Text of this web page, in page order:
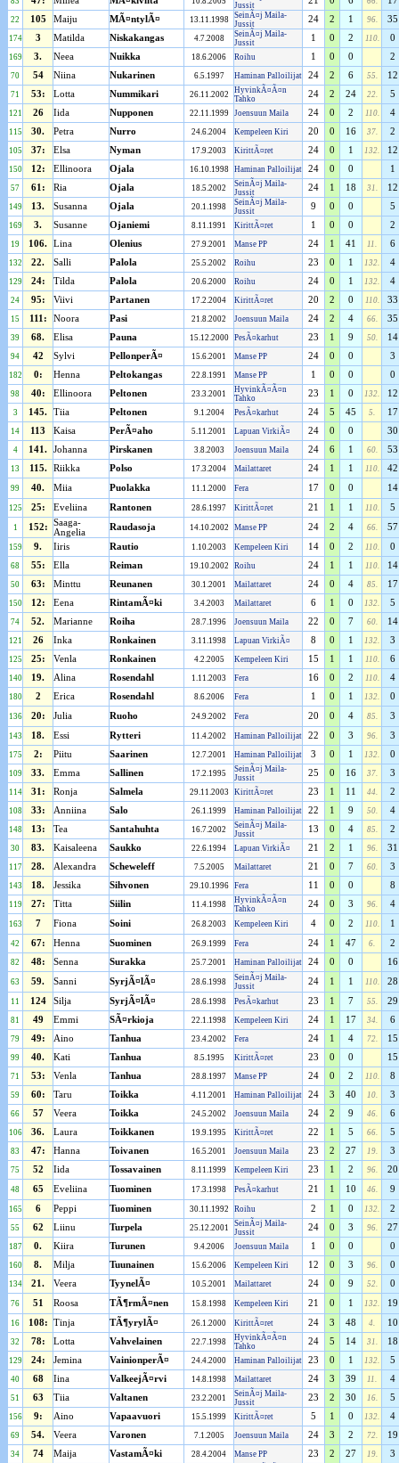
Jussit
22 105 Maiju MÃ¤ntylÃ¤ 13.11.1998
SeinÃ¤j Maila-
Jussit
24 2 1 96. 35
174 3 Matilda Niskakangas 4.7.2008
SeinÃ¤j Maila-
Jussit
1 0 2 110. 0
169 3. Neea Nuikka 18.6.2006 Roihu 1 0 0 2
70 54 Niina Nukarinen 6.5.1997 Haminan Palloilijat 24 2 6 55. 12
71 53: Lotta Nummikari 26.11.2002
HyvinkÃ¤Ã¤n
Tahko
24 2 24 22. 5
121 26 Iida Nupponen 22.11.1999 Joensuun Maila 24 0 2 110. 4
115 30. Petra Nurro 24.6.2004 Kempeleen Kiri 20 0 16 37. 2
105 37: Elsa Nyman 17.9.2003 KirittÃ¤ret 24 0 1 132. 12
150 12: Ellinoora Ojala 16.10.1998 Haminan Palloilijat 24 0 0 1
57 61: Ria Ojala 18.5.2002
SeinÃ¤j Maila-
Jussit
24 1 18 31. 12
149 13. Susanna Ojala 20.1.1998
SeinÃ¤j Maila-
Jussit
9 0 0 5
169 3. Susanne Ojaniemi 8.11.1991 KirittÃ¤ret 1 0 0 2
19 106. Lina Olenius 27.9.2001 Manse PP 24 1 41 11. 6
132 22. Salli Palola 25.5.2002 Roihu 23 0 1 132. 4
129 24: Tilda Palola 20.6.2000 Roihu 24 0 1 132. 4
24 95: Viivi Partanen 17.2.2004 KirittÃ¤ret 20 2 0 110. 33
15 111: Noora Pasi 21.8.2002 Joensuun Maila 24 2 4 66. 35
39 68. Elisa Pauna 15.12.2000 PesÃ¤karhut 23 1 9 50. 14
94 42 Sylvi PellonperÃ¤ 15.6.2001 Manse PP 24 0 0 3
182 0: Henna Peltokangas 22.8.1991 Manse PP 1 0 0 0
98 40: Ellinoora Peltonen 23.3.2001
HyvinkÃ¤Ã¤n
Tahko
23 1 0 132. 12
3 145. Tiia Peltonen 9.1.2004 PesÃ¤karhut 24 5 45 5. 17
14 113 Kaisa PerÃ¤aho 5.11.2001 Lapuan VirkiÃ¤ 24 0 0 30
4 141. Johanna Pirskanen 3.8.2003 Joensuun Maila 24 6 1 60. 53
13 115. Riikka Polso 17.3.2004 Mailattaret 24 1 1 110. 42
99 40. Miia Puolakka 11.1.2000 Fera 17 0 0 14
125 25: Eveliina Rantonen 28.6.1997 KirittÃ¤ret 21 1 1 110. 5
1 152:
Saaga-
Angelia
Raudasoja 14.10.2002 Manse PP 24 2 4 66. 57
159 9. Iiris Rautio 1.10.2003 Kempeleen Kiri 14 0 2 110. 0
68 55: Ella Reiman 19.10.2002 Roihu 24 1 1 110. 14
50 63: Minttu Reunanen 30.1.2001 Mailattaret 24 0 4 85. 17
150 12: Eena RintamÃ¤ki 3.4.2003 Mailattaret 6 1 0 132. 5
74 52. Marianne Roiha 28.7.1996 Joensuun Maila 22 0 7 60. 14
121 26 Inka Ronkainen 3.11.1998 Lapuan VirkiÃ¤ 8 0 1 132. 3
125 25: Venla Ronkainen 4.2.2005 Kempeleen Kiri 15 1 1 110. 6
140 19. Alina Rosendahl 1.11.2003 Fera 16 0 2 110. 4
180 2 Erica Rosendahl 8.6.2006 Fera 1 0 1 132. 0
136 20: Julia Ruoho 24.9.2002 Fera 20 0 4 85. 3
143 18. Essi Rytteri 11.4.2002 Haminan Palloilijat 22 0 3 96. 3
175 2: Piitu Saarinen 12.7.2001 Haminan Palloilijat 3 0 1 132. 0
109 33. Emma Sallinen 17.2.1995
SeinÃ¤j Maila-
Jussit
25 0 16 37. 3
114 31: Ronja Salmela 29.11.2003 KirittÃ¤ret 23 1 11 44. 2
108 33: Anniina Salo 26.1.1999 Haminan Palloilijat 22 1 9 50. 4
148 13: Tea Santahuhta 16.7.2002
SeinÃ¤j Maila-
Jussit
13 0 4 85. 2
30 83. Kaisaleena Saukko 22.6.1994 Lapuan VirkiÃ¤ 21 2 1 96. 31
117 28. Alexandra Scheweleff 7.5.2005 Mailattaret 21 0 7 60. 3
143 18. Jessika Sihvonen 29.10.1996 Fera 11 0 0 8
119 27: Titta Siilin 11.4.1998
HyvinkÃ¤Ã¤n
Tahko
24 0 3 96. 4
163 7 Fiona Soini 26.8.2003 Kempeleen Kiri 4 0 2 110. 1
42 67: Henna Suominen 26.9.1999 Fera 24 1 47 6. 2
82 48: Senna Surakka 25.7.2001 Haminan Palloilijat 24 0 0 16
63 59. Sanni SyrjÃ¤lÃ¤ 28.6.1998
SeinÃ¤j Maila-
Jussit
24 1 1 110. 28
11 124 Silja SyrjÃ¤lÃ¤ 28.6.1998 PesÃ¤karhut 23 1 7 55. 29
81 49 Emmi SÃ¤rkioja 22.1.1998 Kempeleen Kiri 24 1 17 34. 6
79 49: Aino Tanhua 23.4.2002 Fera 24 1 4 72. 15
99 40. Kati Tanhua 8.5.1995 KirittÃ¤ret 23 0 0 15
71 53: Venla Tanhua 28.8.1997 Manse PP 24 0 2 110. 8
59 60: Taru Toikka 4.11.2001 Haminan Palloilijat 24 3 40 10. 3
66 57 Veera Toikka 24.5.2002 Joensuun Maila 24 2 9 46. 6
106 36. Laura Toikkanen 19.9.1995 KirittÃ¤ret 22 1 5 66. 5
83 47: Hanna Toivanen 16.5.2001 Joensuun Maila 23 2 27 19. 3
75 52 Iida Tossavainen 8.11.1999 Kempeleen Kiri 23 1 2 96. 20
48 65 Eveliina Tuominen 17.3.1998 PesÃ¤karhut 21 1 10 46. 9
165 6 Peppi Tuominen 30.11.1992 Roihu 2 1 0 132. 2
55 62 Liinu Turpela 25.12.2001
SeinÃ¤j Maila-
Jussit
24 0 3 96. 27
187 0. Kiira Turunen 9.4.2006 Joensuun Maila 1 0 0 0
160 8. Milja Tuunainen 15.6.2006 Kempeleen Kiri 12 0 3 96. 0
134 21. Veera TyynelÃ¤ 10.5.2001 Mailattaret 24 0 9 52. 0
76 51 Roosa TÃ¶rmÃ¤nen 15.8.1998 Kempeleen Kiri 21 0 1 132. 19
16 108: Tinja TÃ¶yrylÃ¤ 26.1.2000 KirittÃ¤ret 24 3 48 4. 10
32 78: Lotta Vahvelainen 22.7.1998
HyvinkÃ¤Ã¤n
Tahko
24 5 14 31. 18
129 24: Jemina VainionperÃ¤ 24.4.2000 Haminan Palloilijat 23 0 1 132. 5
40 68 Iina ValkeejÃ¤rvi 14.8.1998 Mailattaret 24 3 39 11. 4
51 63 Tiia Valtanen 23.2.2001
SeinÃ¤j Maila-
Jussit
23 2 30 16. 5
156 9: Aino Vapaavuori 15.5.1999 KirittÃ¤ret 5 1 0 132. 4
69 54. Veera Varonen 7.1.2005 Joensuun Maila 24 3 2 72. 19
34 74 Maija VastamÃ¤ki 28.4.2004 Manse PP 23 2 27 19. 3